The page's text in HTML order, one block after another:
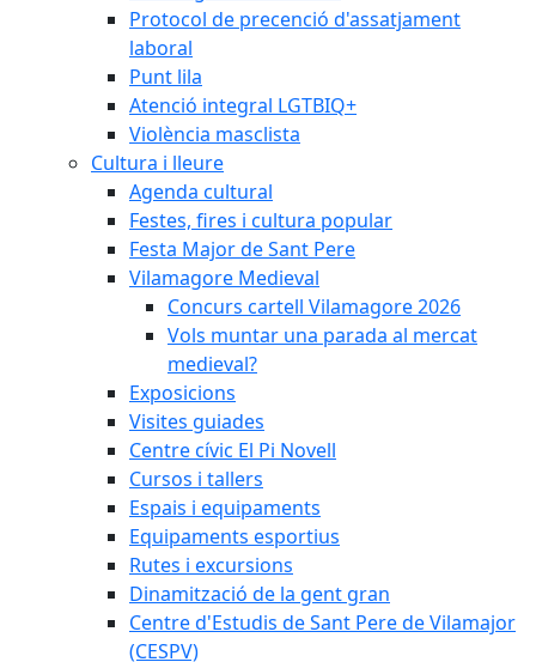
Protocol de precenció d'assatjament
laboral
Punt lila
Atenció integral LGTBIQ+
Violència masclista
Cultura i lleure
Agenda cultural
Festes, fires i cultura popular
Festa Major de Sant Pere
Vilamagore Medieval
Concurs cartell Vilamagore 2026
Vols muntar una parada al mercat
medieval?
Exposicions
Visites guiades
Centre cívic El Pi Novell
Cursos i tallers
Espais i equipaments
Equipaments esportius
Rutes i excursions
Dinamització de la gent gran
Centre d'Estudis de Sant Pere de Vilamajor
(CESPV)